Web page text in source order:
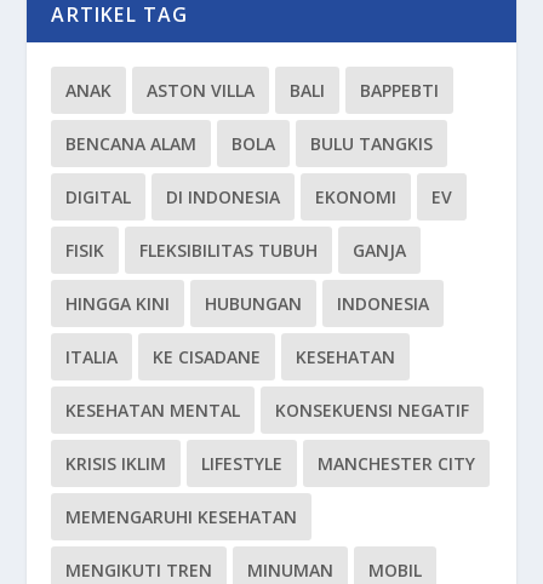
ARTIKEL TAG
ANAK ASTON VILLA BALI BAPPEBTI
BENCANA ALAM BOLA BULU TANGKIS
DIGITAL DI INDONESIA EKONOMI EV
FISIK FLEKSIBILITAS TUBUH GANJA
HINGGA KINI HUBUNGAN INDONESIA
ITALIA KE CISADANE KESEHATAN
KESEHATAN MENTAL KONSEKUENSI NEGATIF
KRISIS IKLIM LIFESTYLE MANCHESTER CITY
MEMENGARUHI KESEHATAN
MENGIKUTI TREN MINUMAN MOBIL